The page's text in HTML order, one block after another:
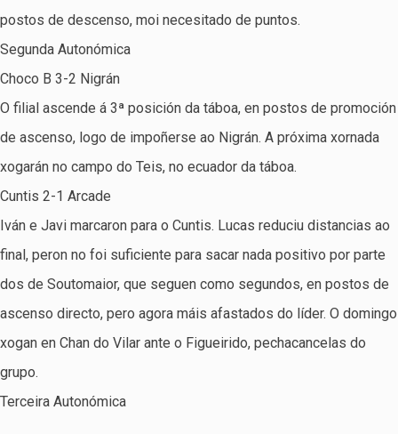
postos de descenso, moi necesitado de puntos.
Segunda Autonómica
Choco B 3-2 Nigrán
O filial ascende á 3ª posición da táboa, en postos de promoción
de ascenso, logo de impoñerse ao Nigrán. A próxima xornada
xogarán no campo do Teis, no ecuador da táboa.
Cuntis 2-1 Arcade
Iván e Javi marcaron para o Cuntis. Lucas reduciu distancias ao
final, peron no foi suficiente para sacar nada positivo por parte
dos de Soutomaior, que seguen como segundos, en postos de
ascenso directo, pero agora máis afastados do líder. O domingo
xogan en Chan do Vilar ante o Figueirido, pechacancelas do
grupo.
Terceira Autonómica